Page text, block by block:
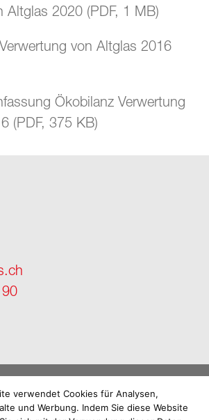
Altglas 2020 (PDF, 1 MB)
von Altglas 2016
Ökobilanz Verwertung
(PDF, 375 KB)
verwendet Cookies für Analysen,
und Werbung. Indem Sie diese Website